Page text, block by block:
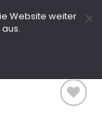
Website weiter